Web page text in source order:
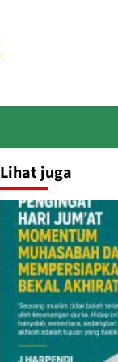
Lihat juga